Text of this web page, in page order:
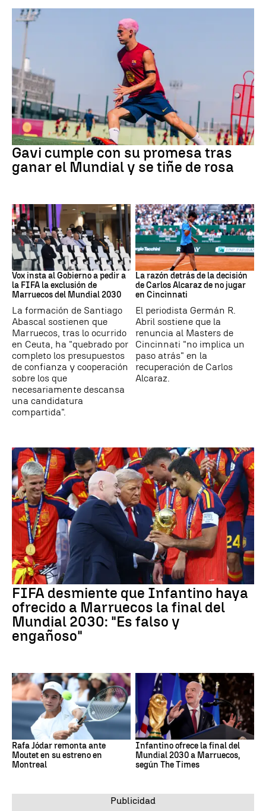
Fútbol
Gavi cumple con su promesa tras
ganar el Mundial y se tiñe de rosa
Mundial 2030
Vox insta al Gobierno a pedir a
la FIFA la exclusión de
Marruecos del Mundial 2030
La formación de Santiago
Abascal sostienen que
Marruecos, tras lo ocurrido
en Ceuta, ha "quebrado por
completo los presupuestos
de confianza y cooperación
sobre los que
necesariamente descansa
una candidatura
compartida".
Tenis
La razón detrás de la decisión
de Carlos Alcaraz de no jugar
en Cincinnati
El periodista Germán R.
Abril sostiene que la
renuncia al Masters de
Cincinnati "no implica un
paso atrás" en la
recuperación de Carlos
Alcaraz.
FIFA desmiente que Infantino haya
ofrecido a Marruecos la final del
Mundial 2030: "Es falso y
engañoso"
Rafa Jódar remonta ante
Moutet en su estreno en
Montreal
Infantino ofrece la final del
Mundial 2030 a Marruecos,
según The Times